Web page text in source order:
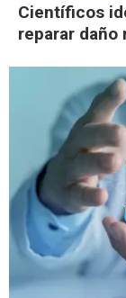
Científicos
reparar daño